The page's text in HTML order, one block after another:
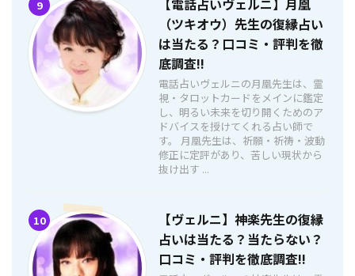
9
【電話占いヴェルニ】月凰
（ツキオウ）先生の復縁占い
は当たる？口コミ・評判を徹
底調査!!
電話占いヴェルニの月凰先生は、霊
視・タロットカードをメインに鑑定
し、明るい未来を切り開くためのア
ドバイスを授けてくれる占い師で
す。 月凰先生は、祈願・祈祷・波動
修正に定評があり、苦しい現状から
抜け出す ...
10
【ヴェルニ】神楽先生の復縁
占いは当たる？当たらない？
口コミ・評判を徹底調査!!